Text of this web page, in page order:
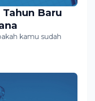
Baru
kamu sudah